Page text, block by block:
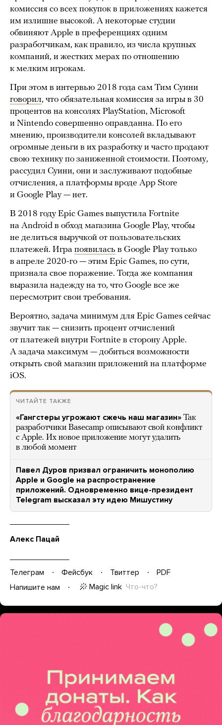
комиссия со всех покупок в приложениях кажется
им излишне высокой. А некоторые студии
обвиняют Apple в преференциях одним
разработчикам, как правило, из числа крупных
компаний, и жестких мерах по отношению
к мелким игрокам.
При этом в интервью 2018 года сам Тим Суини
говорил, что обязательная комиссия за игры в 30
процентов на консолях PlayStation, Microsoft
и Nintendo совершенно оправданна. По его
мнению, производители консолей вкладывают
огромные деньги в их разработку и часто продают
свою технику по заниженной стоимости. Поэтому,
рассудил Суини, они и заслуживают подобные
отчисления, а платформы вроде App Store
и Google Play — нет.
В 2018 году Epic Games выпустила Fortnite
на Android в обход магазина Google Play, чтобы
не делиться выручкой от пользовательских
платежей. Игра появилась в Google Play только
в апреле 2020-го — этим Epic Games, по сути,
признала свое поражение. Тогда же компания
выразила надежду на то, что Google все же
пересмотрит свои требования.
Вероятно, задача минимум для Epic Games сейчас
звучит так — снизить процент отчислений
от платежей внутри Fortnite в сторону Apple.
А задача максимум — добиться возможности
открыть свой магазин приложений на платформе
iOS.
ЧИТАЙТЕ ТАКЖЕ
«Гангстеры угрожают сжечь наш магазин» Так
разработчики Basecamp описывают свой конфликт
с Apple. Их новое приложение могут удалить
в любой момент
Павел Дуров призвал ограничить монополию
Apple и Google на распространение
приложений. Одновременно вице-президент
Telegram высказал эту идею Мишустину
Алекс Пацай
Телеграм Фейсбук Твиттер
PDF
Напишите нам
Magic link Что-что?